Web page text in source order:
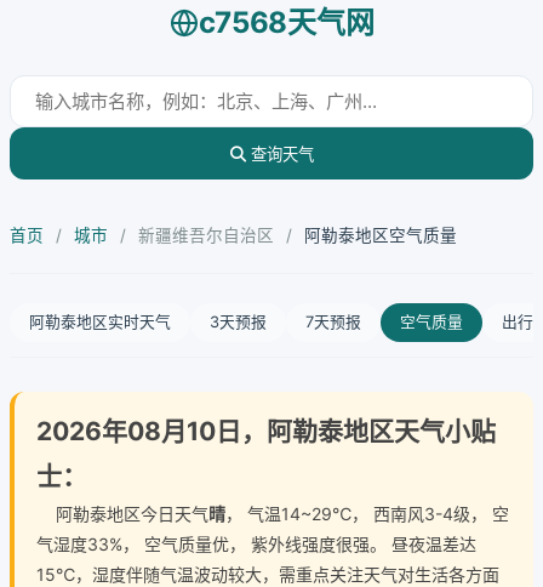
c7568天气网
查询天气
首页 / 城市 / 新疆维吾尔自治区 / 阿勒泰地区空气质量
阿勒泰地区实时天气 3天预报 7天预报 空气质量 出行
2026年08月10日，阿勒泰地区天气小贴
士：
阿勒泰地区今日天气晴， 气温14~29℃， 西南风3-4级， 空
气湿度33%， 空气质量优， 紫外线强度很强。 昼夜温差达
15℃，湿度伴随气温波动较大，需重点关注天气对生活各方面